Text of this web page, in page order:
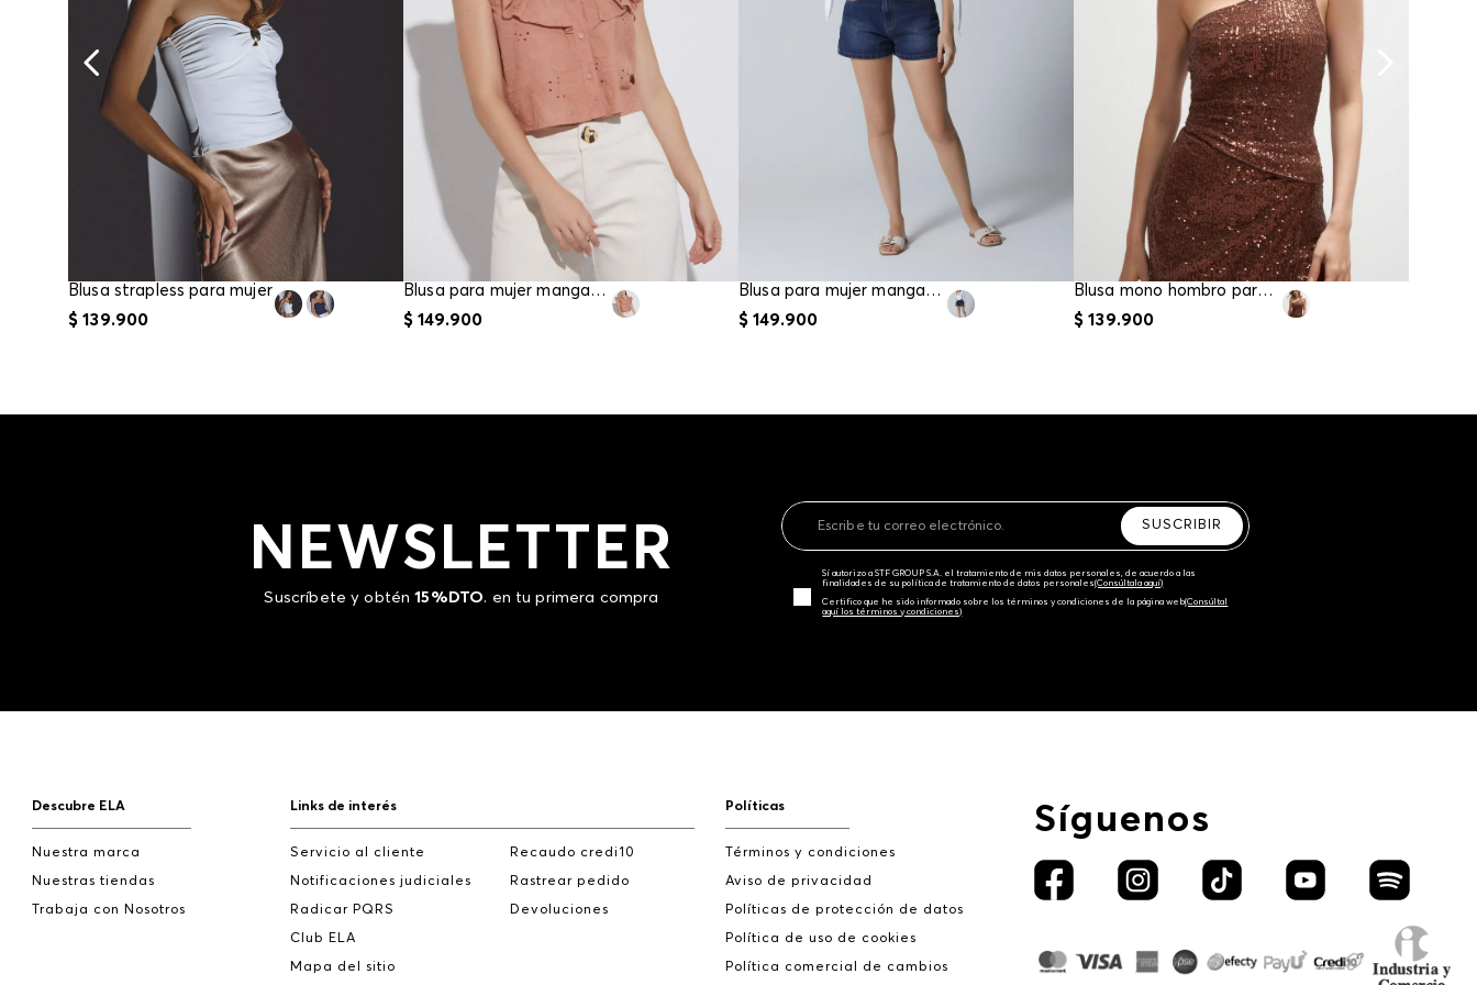
Blusa strapless para mujer
$ 139.900
Blusa para mujer manga sisa
$ 149.900
Blusa para mujer manga tres cuartos
$ 149.900
Blusa mono hombro para mujer
$ 139.900
NEWSLETTER
Suscríbete y obtén15%DTO. en tu primera compra
SUSCRIBIR
Sí autorizo a STF GROUP S.A. el tratamiento de mis datos personales, de acuerdo a las
finalidades de su política de tratamiento de datos personales‎(Consúltala aquí)
Certifico que he sido informado sobre los términos y condiciones de la página web‎(Consúltal
aquí los términos y condiciones)
Síguenos
Descubre ELA
Nuestra marca
Nuestras tiendas
Trabaja con Nosotros
Links de interés
Servicio al cliente
Notificaciones judiciales
Radicar PQRS
Club ELA
Mapa del sitio
Recaudo credi10
Rastrear pedido
Devoluciones
Políticas
Términos y condiciones
Aviso de privacidad
Políticas de protección de datos
Política de uso de cookies
Política comercial de cambios